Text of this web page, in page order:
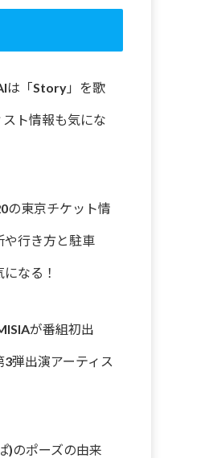
は「Story」を歌
スト情報も気にな
の東京チケット情
や行き方と駐車
なる！
が番組初出
弾出演アーティス
)のポーズの由来